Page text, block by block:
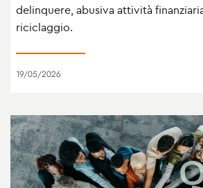
delinquere, abusiva attività
riciclaggio.
19/05/2026